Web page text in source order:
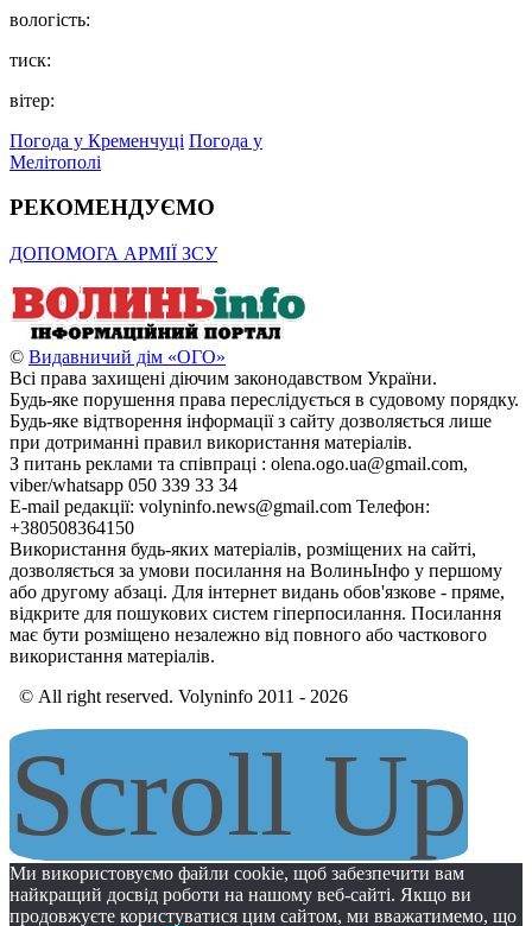
вологість:
тиск:
вітер:
Погода у Кременчуці Погода у
Мелітополі
РЕКОМЕНДУЄМО
ДОПОМОГА АРМІЇ ЗСУ
© Видавничий дім «ОГО»
Всі права захищені діючим законодавством України.
Будь-яке порушення права переслідується в судовому порядку.
Будь-яке відтворення інформації з сайту дозволяється лише
при дотриманні правил використання матеріалів.
З питань реклами та співпраці : olena.ogo.ua@gmail.com,
viber/whatsapp 050 339 33 34
E-mail редакції: volyninfo.news@gmail.com Телефон:
+380508364150
Використання будь-яких матеріалів, розміщених на сайті,
дозволяється за умови посилання на ВолиньІнфо у першому
або другому абзаці. Для інтернет видань обов'язкове - пряме,
відкрите для пошукових систем гіперпосилання. Посилання
має бути розміщено незалежно від повного або часткового
використання матеріалів.
© All right reserved. Volyninfo 2011 - 2026
Scroll Up
Ми використовуємо файли cookie, щоб забезпечити вам
найкращий досвід роботи на нашому веб-сайті. Якщо ви
продовжуєте користуватися цим сайтом, ми вважатимемо, що